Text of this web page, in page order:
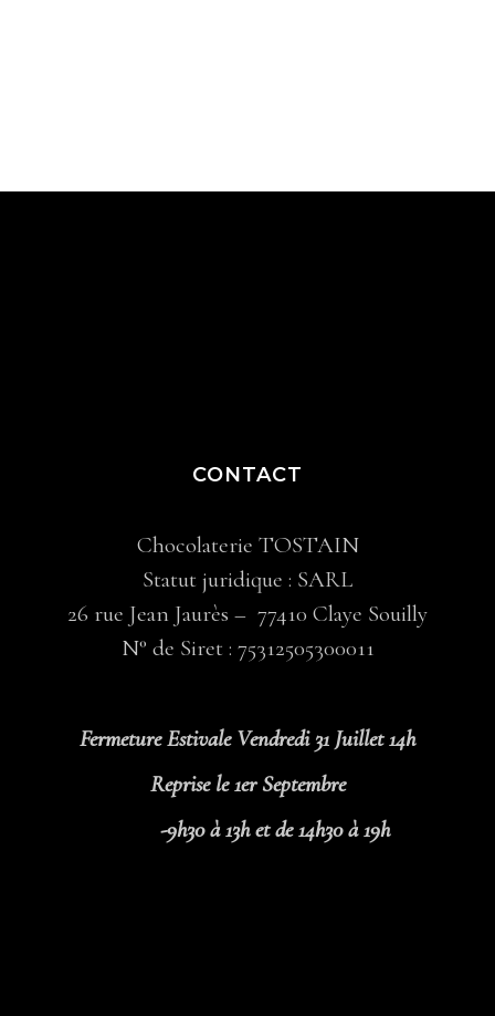
CONTACT
Chocolaterie TOSTAIN
Statut juridique : SARL
26 rue Jean Jaurès – 77410 Claye Souilly
N° de Siret : 75312505300011
Fermeture Estivale Vendredi 31 Juillet 14h
Reprise le 1er Septembre
-9h30 à 13h et de 14h30 à 19h